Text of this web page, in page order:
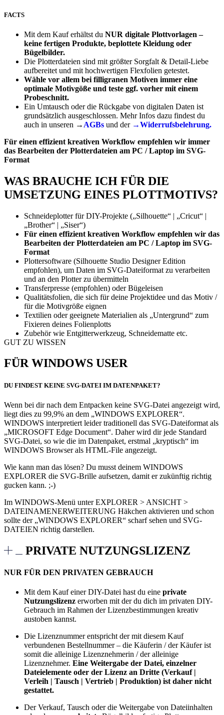
FACTS
Mit dem Kauf erhältst du NUR digitale Plottvorlagen –
keine fertigen Produkte, beplottete Kleidung oder
Bügelbilder.
Die Plotterdateien sind mit größter Sorgfalt & Detail-Liebe
aufbereitet und mit hochwertigen Flexfolien getestet.
Wähle vor allem bei filligranen Motiven immer eine
optimale Motivgöße und teste ggf. vorher mit einem
Probeschnitt.
Ein Umtausch oder die Rückgabe von digitalen Daten ist
grundsätzlich ausgeschlossen. Mehr Infos dazu findest du
auch in unseren → AGBs und der →Widerrufsbelehrung.
Für einen effizient kreativen Workflow empfehlen wir immer
das Bearbeiten der Plotterdateien am PC / Laptop im SVG-
Format
WAS BRAUCHE ICH FÜR DIE
UMSETZUNG EINES PLOTTMOTIVS?
Schneideplotter für DIY-Projekte („Silhouette“ | „Cricut“ |
„Brother“ | „Siser“)
Für einen effizient kreativen Workflow empfehlen wir das
Bearbeiten der Plotterdateien am PC / Laptop im SVG-
Format
Plottersoftware (Silhouette Studio Designer Edition
empfohlen), um Daten im SVG-Dateiformat zu verarbeiten
und an den Plotter zu übermitteln
Transferpresse (empfohlen) oder Bügeleisen
Qualitätsfolien, die sich für deine Projektidee und das Motiv /
für die Motivgröße eignen
Textilien oder geeignete Materialien als „Untergrund“ zum
Fixieren deines Folienplotts
Zubehör wie Entgitterwerkzeug, Schneidematte etc.
GUT ZU WISSEN
FÜR WINDOWS USER
DU FINDEST KEINE SVG-DATEI IM DATENPAKET?
Wenn bei dir nach dem Entpacken keine SVG-Datei angezeigt wird,
liegt dies zu 99,9% an dem „WINDOWS EXPLORER“.
WINDOWS interpretiert leider traditionell das SVG-Dateiformat als
„MICROSOFT Edge Document“. Daher wird dir jede Standard
SVG-Datei, so wie die im Datenpaket, erstmal „kryptisch“ im
WINDOWS Browser als HTML-File angezeigt.
Wie kann man das lösen? Du musst deinem WINDOWS
EXPLORER die SVG-Brille aufsetzen, damit er zukünftig richtig
gucken kann. ;-)
Im WINDOWS-Menü unter EXPLORER > ANSICHT >
DATEINAMENERWEITERUNG Häkchen aktivieren und schon
sollte der „WINDOWS EXPLORER“ scharf sehen und SVG-
DATEIEN richtig darstellen.
PRIVATE NUTZUNGSLIZENZ
NUR FÜR DEN PRIVATEN GEBRAUCH
Mit dem Kauf einer DIY-Datei hast du eine private
Nutzungslizenz erworben mit der du dich im privaten DIY-
Gebrauch im Rahmen der Lizenzbestimmungen kreativ
austoben kannst.
Die Lizenznummer entspricht der mit diesem Kauf
verbundenen Bestellnummer – die Käuferin / der Käufer ist
somit die alleinige Lizenznehmerin / der alleinige
Lizenznehmer. Eine Weitergabe der Datei, einzelner
Dateielemente oder der Lizenz an Dritte (Verkauf |
Verleih | Tausch | Vertrieb | Produktion) ist daher nicht
gestattet.
Der Verkauf, Tausch oder die Weitergabe von Dateiinhalten